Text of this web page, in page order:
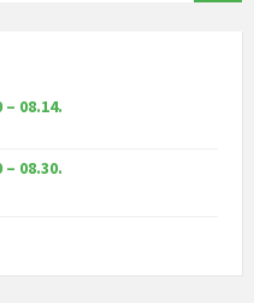
08.14.
08.30.